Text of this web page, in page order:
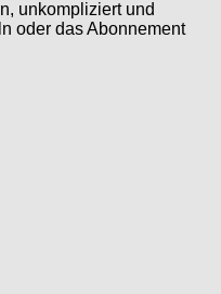
unkompliziert und
oder das Abonnement